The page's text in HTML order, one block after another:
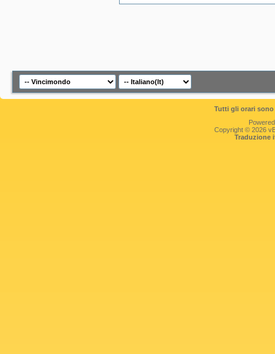
Tutti gli orari
Copyright © 2026
Traduzione